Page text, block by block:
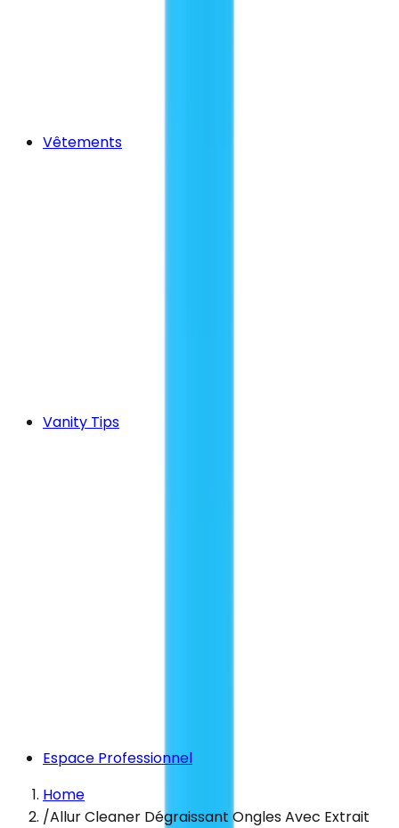
Vêtements
Vanity Tips
Espace Professionnel
Home
/Allur Cleaner Dégraissant Ongles Avec Extrait